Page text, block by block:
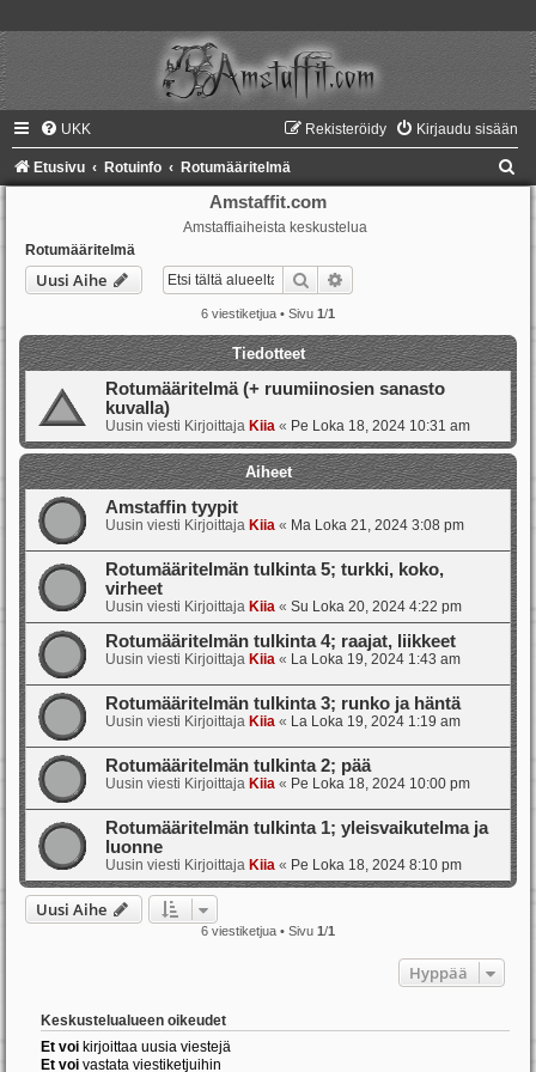
UKK Kirjaudu sisään
Rekisteröidy
Etusivu Rotuinfo Rotumääritelmä
Amstaffit.com
Amstaffiaiheista keskustelua
Rotumääritelmä
Uusi Aihe Etsi
6 viestiketjua • Sivu 1/1
Tiedotteet
Rotumääritelmä (+ ruumiinosien sanasto
kuvalla)
Uusin viesti Kirjoittaja Kiia « Pe Loka 18, 2024 10:31 am
Aiheet
Amstaffin tyypit
Uusin viesti Kirjoittaja Kiia « Ma Loka 21, 2024 3:08 pm
Rotumääritelmän tulkinta 5; turkki, koko,
virheet
Uusin viesti Kirjoittaja Kiia « Su Loka 20, 2024 4:22 pm
Rotumääritelmän tulkinta 4; raajat, liikkeet
Uusin viesti Kirjoittaja Kiia « La Loka 19, 2024 1:43 am
Rotumääritelmän tulkinta 3; runko ja häntä
Uusin viesti Kirjoittaja Kiia « La Loka 19, 2024 1:19 am
Rotumääritelmän tulkinta 2; pää
Uusin viesti Kirjoittaja Kiia « Pe Loka 18, 2024 10:00 pm
Rotumääritelmän tulkinta 1; yleisvaikutelma ja
luonne
Uusin viesti Kirjoittaja Kiia « Pe Loka 18, 2024 8:10 pm
Uusi Aihe
6 viestiketjua • Sivu 1/1
Hyppää
Keskustelualueen oikeudet
Et voi kirjoittaa uusia viestejä
Et voi vastata viestiketjuihin